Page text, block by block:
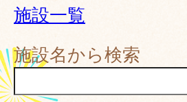
施設一覧
施設名から検索